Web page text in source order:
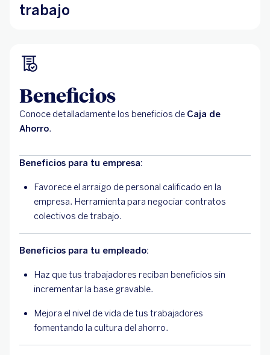
trabajo
Beneficios
Conoce detalladamente los beneficios de Caja de
Ahorro.
Beneficios para tu empresa:
Favorece el arraigo de personal calificado en la
empresa. Herramienta para negociar contratos
colectivos de trabajo.
Beneficios para tu empleado:
Haz que tus trabajadores reciban beneficios sin
incrementar la base gravable.
Mejora el nivel de vida de tus trabajadores
fomentando la cultura del ahorro.